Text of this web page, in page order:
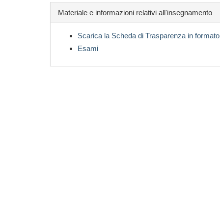
Materiale e informazioni relativi all'insegnamento
Scarica la Scheda di Trasparenza in
Esami